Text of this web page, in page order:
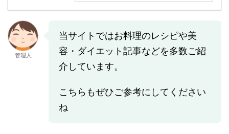
管理人
当サイトではお料理のレシピや美
容・ダイエット記事などを多数ご紹
介しています。
こちらもぜひご参考にしてください
ね